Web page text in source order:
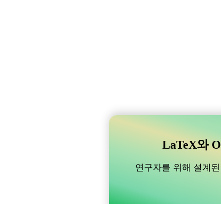
LaTeX와
연구자를 위해 설계